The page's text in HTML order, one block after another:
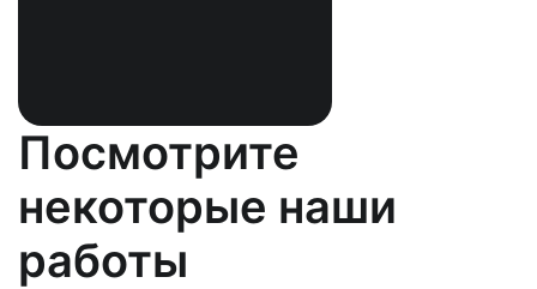
Посмотрите
некоторые наши
работы